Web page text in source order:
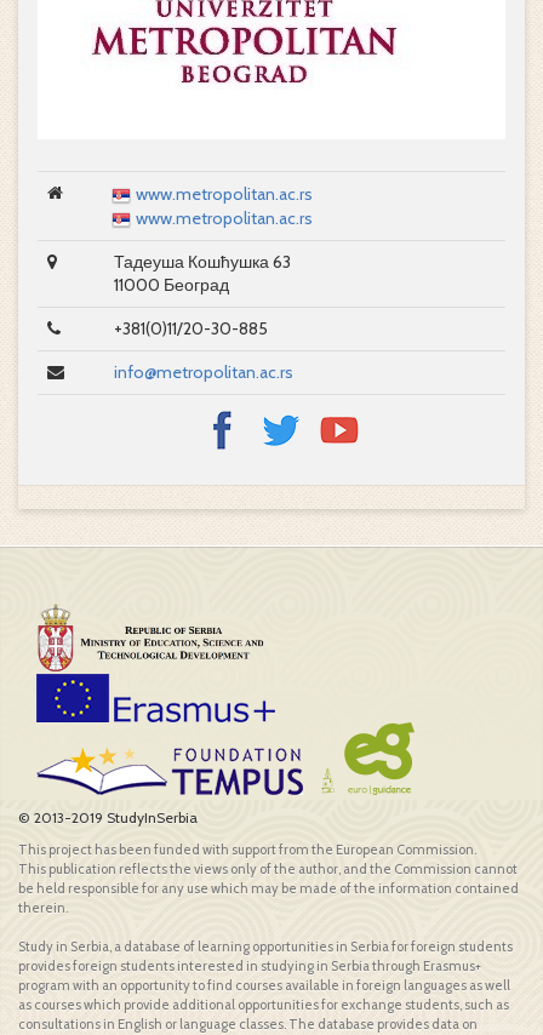
www.metropolitan.ac.rs
www.metropolitan.ac.rs
Тадеуша Кошћушка 63
11000 Београд
+381(0)11/20-30-885
info@metropolitan.ac.rs
© 2013-2019 StudyInSerbia
This project has been funded with support from the European Commission.
This publication reflects the views only of the author, and the Commission cannot
be held responsible for any use which may be made of the information contained
therein.
Study in Serbia, a database of learning opportunities in Serbia for foreign students
provides foreign students interested in studying in Serbia through Erasmus+
program with an opportunity to find courses available in foreign languages as well
as courses which provide additional opportunities for exchange students, such as
consultations in English or language classes. The database provides data on